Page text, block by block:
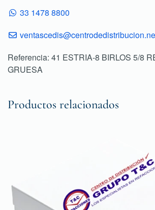
33 1478 8800
Referencia: 41 ESTRIA-8 BIRLOS 5/8
GRUESA
Productos relacionados